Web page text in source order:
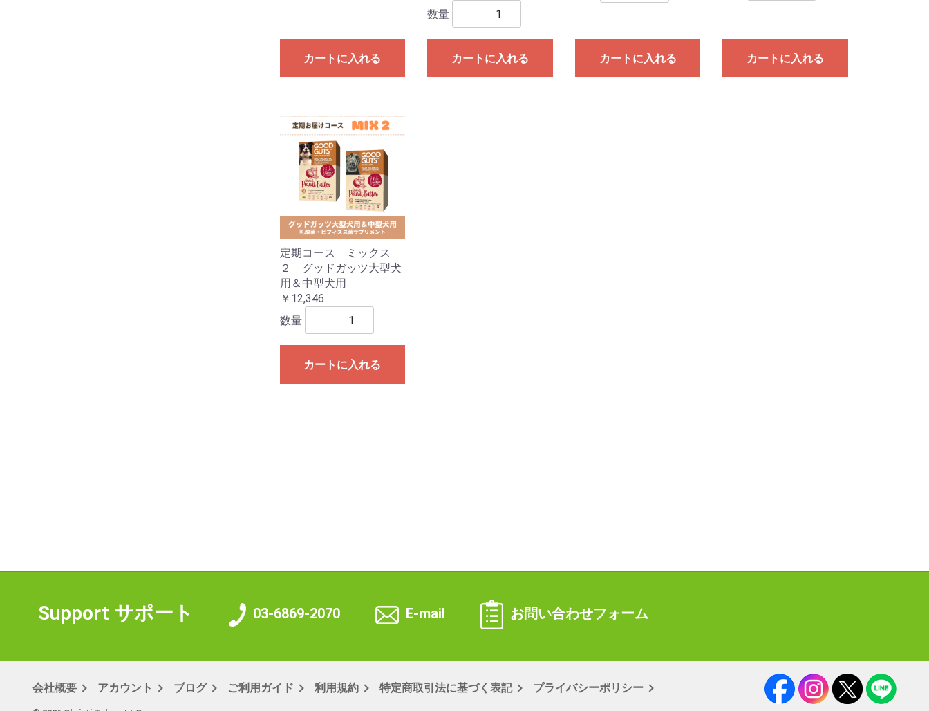
カートに入れる
数量
カートに入れる カートに入れる カートに入れる
定期コース ミックス
２ グッドガッツ大型犬
用＆中型犬用
￥12,346
数量
カートに入れる
Support サポート 03-6869-2070 E-mail お問い合わせフォーム
会社概要 アカウント ブログ ご利用ガイド 利用規約 特定商取引法に基づく表記 プライバシーポリシー